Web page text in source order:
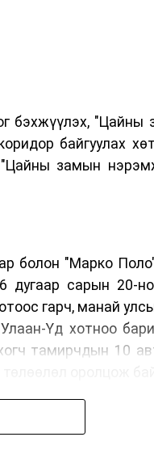
бэхжүүлэх, "Цайны
байгуулах
"Цайны замын
болон "Марко
дугаар сарын 20-
гарч, манай
Үд хотноо
тамирчдын 10